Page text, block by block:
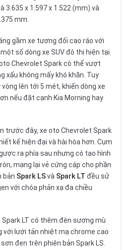
3.635 x 1.597 x 1.522 (mm) và
mm.
gầm xe tương đối cao ráo với
số dòng xe SUVđô thị hiện tại.
Chevrolet Spark có thể vượt
xấu không mấy khó khăn. Tuy
vòng lên tới 5 mét, khiến dòng xe
nếu đặt cạnh Kia Morning hay
trước đây, xe oto Chevrolet Spark
kế hiện đại và hài hòa hơn. Cụm
ra phía sau nhưng có tạo hình
mang lại vẻ cứng cáp cho phần
bản Spark LSvà Spark LT đều sử
với chóa phản xạ đa chiều
Spark LT có thêm đèn sương mù
với lưới tản nhiệt mạ chrome cao
đen trên phiên bản Spark LS.